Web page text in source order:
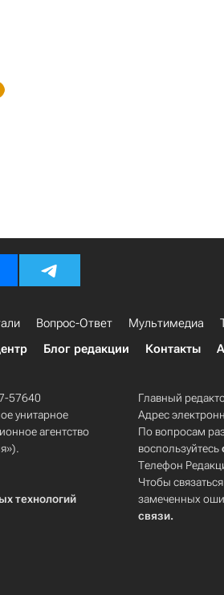
Вопрос-Ответ Мультимедиа
Блог редакции Контакты
57640
унитарное
агентство
технологий
Главный
Адрес
По вопросам
воспользуйтесь
Телефон
Чтобы
замеченных
связи.